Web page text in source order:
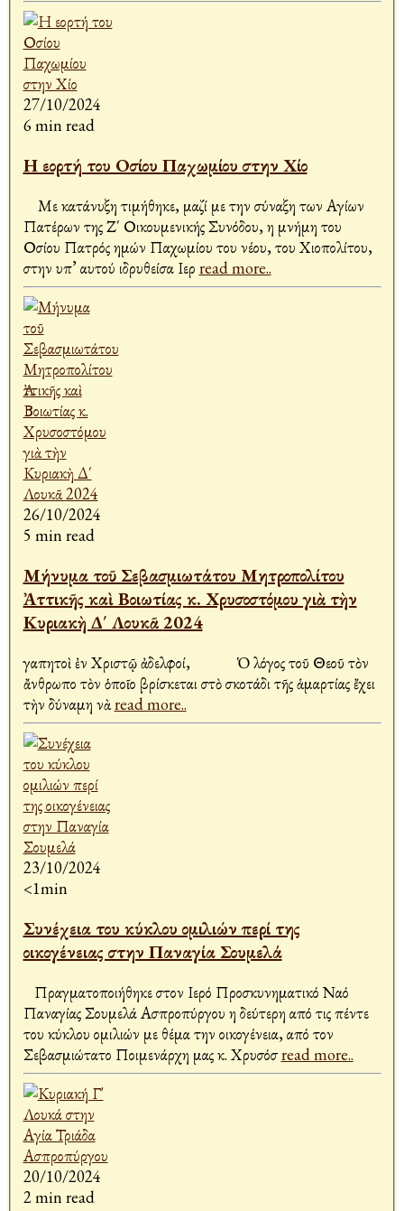
27/10/2024
6 min read
Η εορτή του Οσίου Παχωμίου στην Χίο
Με κατάνυξη τιμήθηκε, μαζί με την σύναξη των Αγίων
Πατέρων της Ζ΄ Οικουμενικής Συνόδου, η μνήμη του
Οσίου Πατρός ημών Παχωμίου του νέου, του Χιοπολίτου,
στην υπ’ αυτού ιδρυθείσα Ιερ read more..
26/10/2024
5 min read
Μήνυμα τοῦ Σεβασμιωτάτου Μητροπολίτου
Ἀττικῆς καὶ Βοιωτίας κ. Χρυσοστόμου γιὰ τὴν
Κυριακὴ Δ΄ Λουκᾶ 2024
Ἀγαπητοὶ ἐν Χριστῷ ἀδελφοί, Ὁ λόγος τοῦ Θεοῦ τὸν
ἄνθρωπο τὸν ὁποῖο βρίσκεται στὸ σκοτάδι τῆς ἁμαρτίας ἔχει
τὴν δύναμη νὰread more..
23/10/2024
<1min
Συνέχεια του κύκλου ομιλιών περί της
οικογένειας στην Παναγία Σουμελά
Πραγματοποιήθηκε στον Ιερό Προσκυνηματικό Ναό
Παναγίας Σουμελά Ασπροπύργου η δεύτερη από τις πέντε
του κύκλου ομιλιών με θέμα την οικογένεια, από τον
Σεβασμιώτατο Ποιμενάρχη μας κ. Χρυσόσread more..
20/10/2024
2 min read